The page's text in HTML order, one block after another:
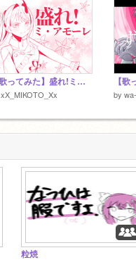
【歌ってみた】盛れ!ミ・アモーレ cover.枸届音尊
xX_MIKOTO_Xx by
粒焼